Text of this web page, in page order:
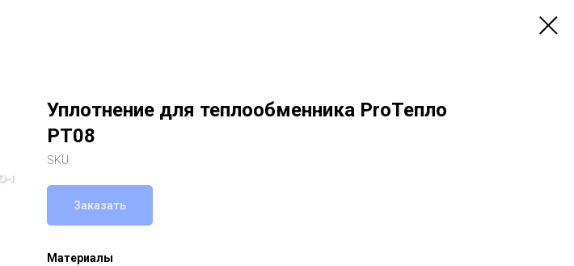
Уплотнение для теплообменника ProТепло
РТ08
SKU:
Заказать
Материалы